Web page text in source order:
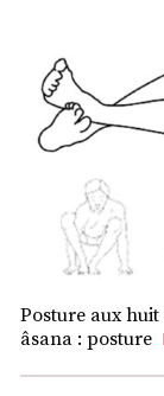
Posture aux
âsana : posture